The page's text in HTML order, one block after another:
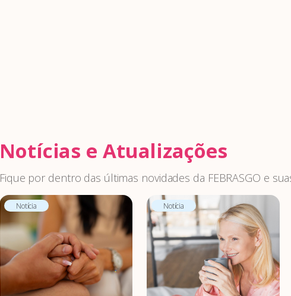
Notícias e Atualizações
Fique por dentro das últimas novidades da FEBRASGO e
Notícia Notícia